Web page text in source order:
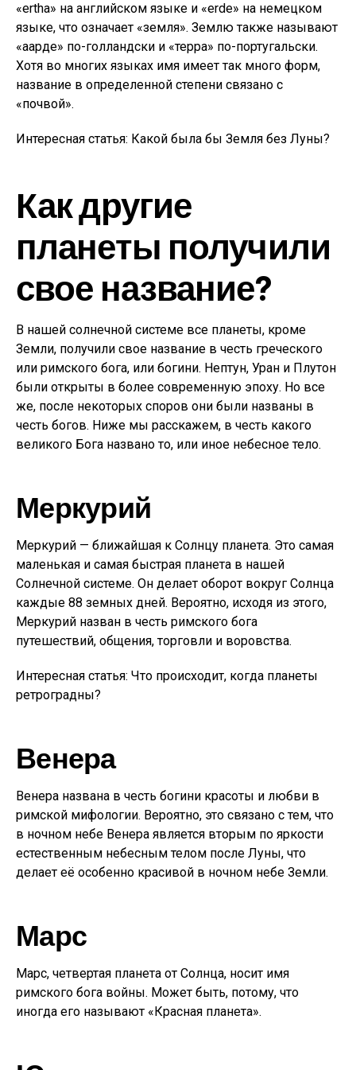
«ertha» на английском языке и «erde» на немецком
языке, что означает «земля». Землю также называют
«аарде» по-голландски и «терра» по-португальски.
Хотя во многих языках имя имеет так много форм,
название в определенной степени связано с
«почвой».
Интересная статья: Какой была бы Земля без Луны?
Как другие
планеты получили
свое название?
В нашей солнечной системе все планеты, кроме
Земли, получили свое название в честь греческого
или римского бога, или богини. Нептун, Уран и Плутон
были открыты в более современную эпоху. Но все
же, после некоторых споров они были названы в
честь богов. Ниже мы расскажем, в честь какого
великого Бога названо то, или иное небесное тело.
Меркурий
Меркурий — ближайшая к Солнцу планета. Это самая
маленькая и самая быстрая планета в нашей
Солнечной системе. Он делает оборот вокруг Солнца
каждые 88 земных дней. Вероятно, исходя из этого,
Меркурий назван в честь римского бога
путешествий, общения, торговли и воровства.
Интересная статья: Что происходит, когда планеты
ретроградны?
Венера
Венера названа в честь богини красоты и любви в
римской мифологии. Вероятно, это связано с тем, что
в ночном небе Венера является вторым по яркости
естественным небесным телом после Луны, что
делает её особенно красивой в ночном небе Земли.
Марс
Марс, четвертая планета от Солнца, носит имя
римского бога войны. Может быть, потому, что
иногда его называют «Красная планета».